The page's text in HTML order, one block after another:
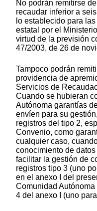
No podrán remitirse
recaudar inferior a
lo establecido para
estatal por el
virtud de la previsión
47/2003, de 26 de
Tampoco podrán
providencia de
Servicios de
Cuando se hubieran
Autónoma garantías
envíen para su
registros del tipo 2,
Convenio, como
cualquier caso,
conocimiento de
facilitar la gestión de
registros tipo 3 (uno
en el anexo I del
Comunidad
4 del anexo I (uno